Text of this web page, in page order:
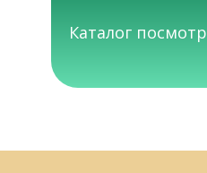
Каталог